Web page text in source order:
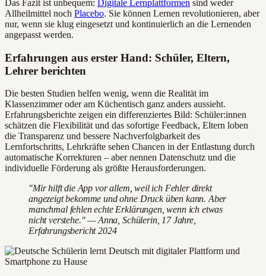
Das Fazit ist unbequem: Digitale Lernplattformen sind weder
Allheilmittel noch Placebo. Sie können Lernen revolutionieren, aber
nur, wenn sie klug eingesetzt und kontinuierlich an die Lernenden
angepasst werden.
Erfahrungen aus erster Hand: Schüler, Eltern,
Lehrer berichten
Die besten Studien helfen wenig, wenn die Realität im
Klassenzimmer oder am Küchentisch ganz anders aussieht.
Erfahrungsberichte zeigen ein differenziertes Bild: Schüler:innen
schätzen die Flexibilität und das sofortige Feedback, Eltern loben
die Transparenz und bessere Nachverfolgbarkeit des
Lernfortschritts, Lehrkräfte sehen Chancen in der Entlastung durch
automatische Korrekturen – aber nennen Datenschutz und die
individuelle Förderung als größte Herausforderungen.
"Mir hilft die App vor allem, weil ich Fehler direkt
angezeigt bekomme und ohne Druck üben kann. Aber
manchmal fehlen echte Erklärungen, wenn ich etwas
nicht verstehe." — Anna, Schülerin, 17 Jahre,
Erfahrungsbericht 2024